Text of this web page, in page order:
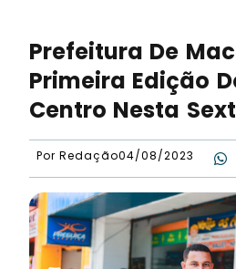
Prefeitura De
Primeira Edição
Centro Nesta
Por Redação04/08/2023